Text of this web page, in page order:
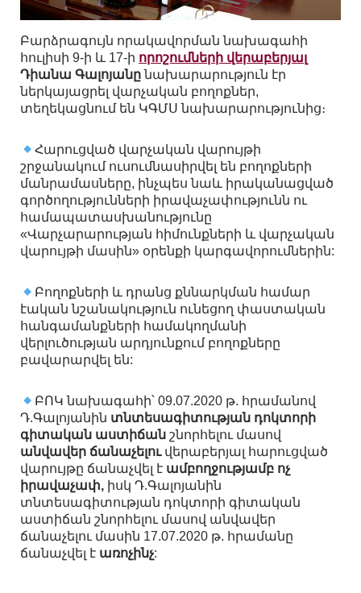
Բարձրագույն որակավորման նախագահի
հուլիսի 9-ի և 17-ի որոշումների վերաբերյալ
Դիանա Գալոյանընախարարություն էր
ներկայացրել վարչական բողոքներ,
տեղեկացնում են ԿԳՄՍ նախարարությունից։
Հարուցված վարչական վարույթի
շրջանակում ուսումնասիրվել են բողոքների
մանրամասները, ինչպես նաև իրականացված
գործողությունների իրավաչափությունն ու
համապատասխանությունը
«Վարչարարության հիմունքների և վարչական
վարույթի մասին» օրենքի կարգավորումներին:
Բողոքների և դրանց քննարկման համար
էական նշանակություն ունեցող փաստական
հանգամանքների համակողմանի
վերլուծության արդյունքում բողոքները
բավարարվել են:
ԲՈԿ նախագահի՝ 09.07.2020 թ. հրամանով
Դ.Գալոյանին տնտեսագիտության դոկտորի
գիտական աստիճան շնորհելու մասով
անվավեր ճանաչելուվերաբերյալ հարուցված
վարույթը ճանաչվել է ամբողջությամբ ոչ
իրավաչափ, իսկ Դ.Գալոյանին
տնտեսագիտության դոկտորի գիտական
աստիճան շնորհելու մասով անվավեր
ճանաչելու մասին 17.07.2020 թ. հրամանը
ճանաչվել է առոչինչ: